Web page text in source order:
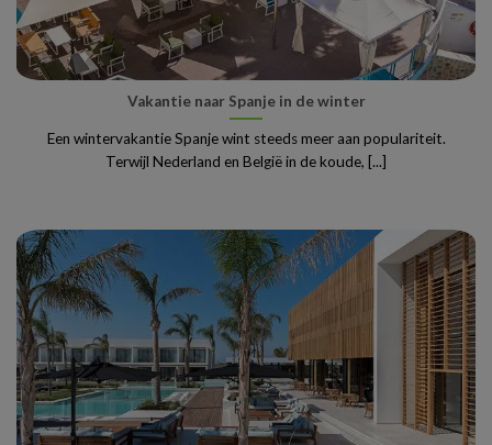
Vakantie naar Spanje in de winter
Een wintervakantie Spanje wint steeds meer aan populariteit.
Terwijl Nederland en België in de koude, [...]